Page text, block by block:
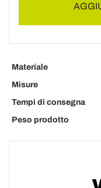
Materiale
Misure
Tempi di consegna
Peso prodotto